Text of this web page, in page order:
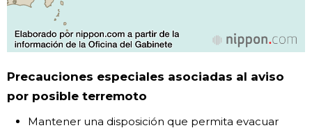
Precauciones especiales asociadas al aviso
por posible terremoto
Mantener una disposición que permita evacuar